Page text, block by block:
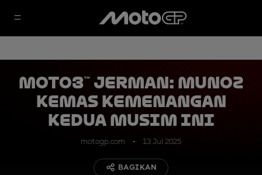
Moto3™ Jerman: Munoz
Kemas Kemenangan
Kedua Musim Ini
motogp.com 13 Jul 2025
BAGIKAN